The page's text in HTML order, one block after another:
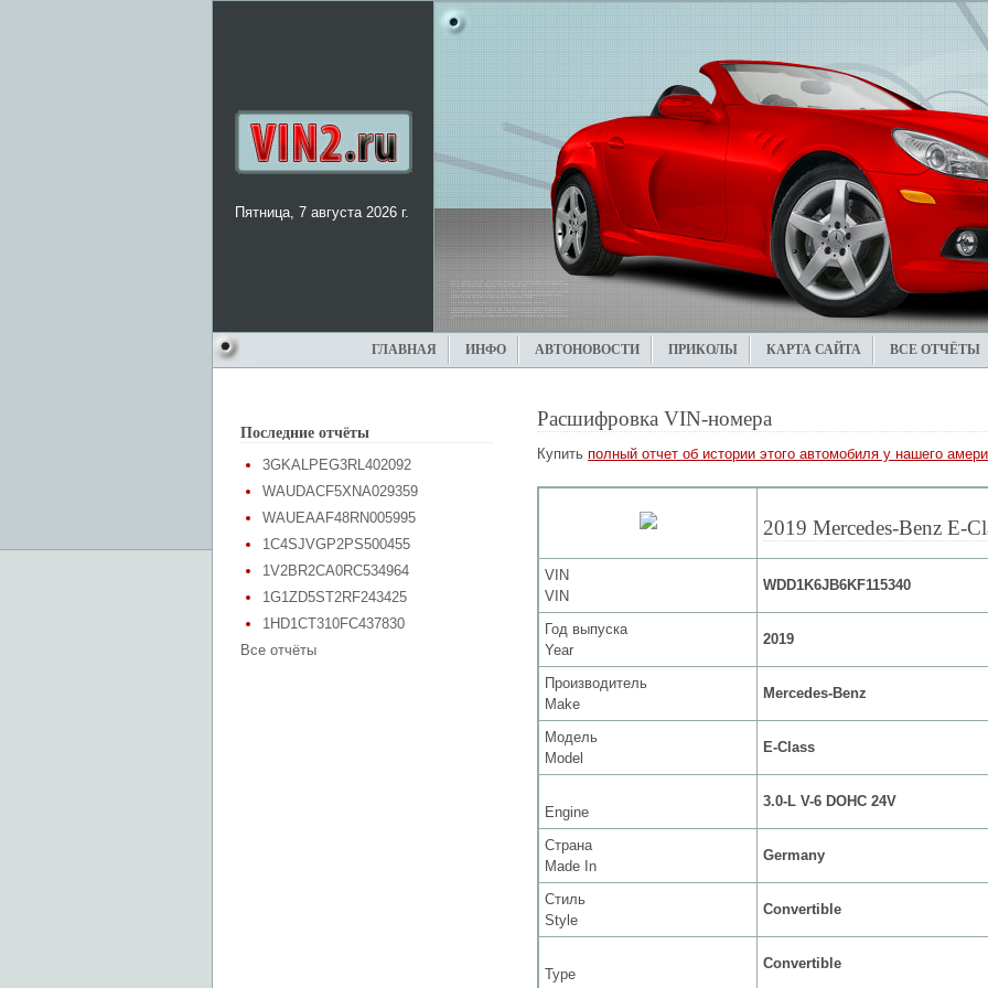
Пятница, 7 августа 2026 г.
ГЛАВНАЯ ИНФО АВТОНОВОСТИ ПРИКОЛЫ КАРТА САЙТА ВСЕ ОТЧЁТЫ
Последние отчёты
3GKALPEG3RL402092
WAUDACF5XNA029359
WAUEAAF48RN005995
1C4SJVGP2PS500455
1V2BR2CA0RC534964
1G1ZD5ST2RF243425
1HD1CT310FC437830
Все отчёты
Расшифровка VIN-номера
Купить полный отчет об истории этого автомобиля у нашего
2019 Mercedes-Benz E-
VIN
VIN
WDD1K6JB6KF115340
Год выпуска
Year
2019
Производитель
Make
Mercedes-Benz
Модель
Model
E-Class
Engine
3.0-L V-6 DOHC 24V
Страна
Made In
Germany
Стиль
Style
Convertible
Type
Convertible